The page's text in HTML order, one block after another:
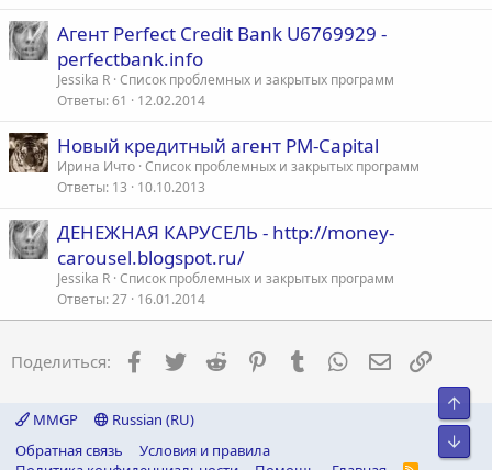
Агент Perfect Credit Bank U6769929 -
perfectbank.info
Jessika R Список проблемных и закрытых программ
Ответы 61 12.02.2014
Новый кредитный агент PM-Capital
Ирина Ичто Список проблемных и закрытых программ
Ответы 13 10.10.2013
ДЕНЕЖНАЯ КАРУСЕЛЬ - http://money-
carousel.blogspot.ru/
Jessika R Список проблемных и закрытых программ
Ответы 27 16.01.2014
Поделиться: Facebook
Twitter Reddit PinterestTumblr WhatsApp
MMGP
Russian (RU)
Обратная связь
Условия и правила